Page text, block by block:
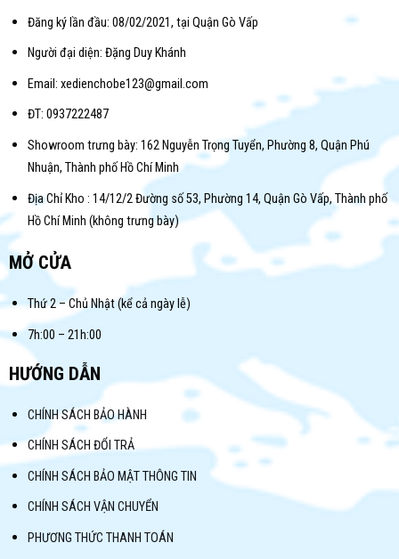
Đăng ký lần đầu: 08/02/2021, tại Quận Gò Vấp
Người đại diện: Đặng Duy Khánh
Email: xedienchobe123@gmail.com
ĐT: 0937222487
Showroom trưng bày: 162 Nguyễn Trọng Tuyển, Phường 8, Quận Phú
Nhuận, Thành phố Hồ Chí Minh
Địa Chỉ Kho : 14/12/2 Đường số 53, Phường 14, Quận Gò Vấp, Thành phố
Hồ Chí Minh (không trưng bày)
MỞ CỬA
Thứ 2 – Chủ Nhật (kể cả ngày lễ)
7h:00 – 21h:00
HƯỚNG DẪN
CHÍNH SÁCH BẢO HÀNH
CHÍNH SÁCH ĐỔI TRẢ
CHÍNH SÁCH BẢO MẬT THÔNG TIN
CHÍNH SÁCH VẬN CHUYỂN
PHƯƠNG THỨC THANH TOÁN